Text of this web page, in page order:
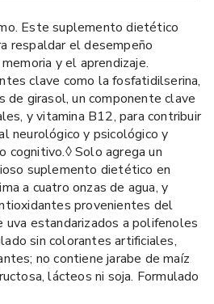
Este suplemento dietético
respaldar el desempeño
y el aprendizaje.
clave como la fosfatidilserina,
de girasol, un componente clave
y vitamina B12, para contribuir
neurológico y psicológico y
cognitivo.◊ Solo agrega un
suplemento dietético en
a cuatro onzas de agua, y
provenientes del
estandarizados a polifenoles
sin colorantes artificiales,
no contiene jarabe de maíz
lácteos ni soja. Formulado